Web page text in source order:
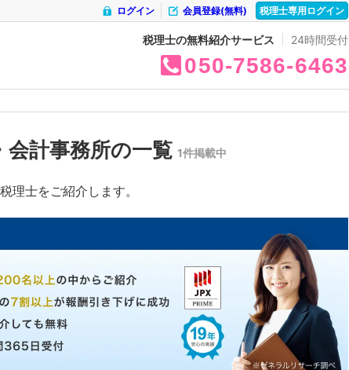
税理士専用ログイン
会員登録(無料)
ログイン
税理士の無料紹介サービス 24時間受付
050 7586 6463
会計事務所の一覧 1件掲載中
理士をご紹介します。